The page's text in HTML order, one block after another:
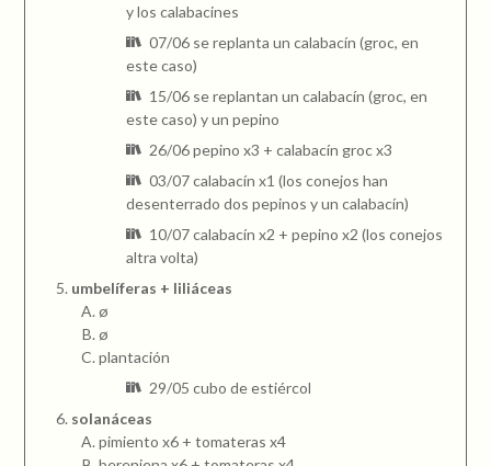
y los calabacines
07/06 se replanta un calabacín (groc, en
este caso)
15/06 se replantan un calabacín (groc, en
este caso) y un pepino
26/06 pepino x3 + calabacín groc x3
03/07 calabacín x1 (los conejos han
desenterrado dos pepinos y un calabacín)
10/07 calabacín x2 + pepino x2 (los conejos
altra volta)
umbelíferas + liliáceas
ø
ø
plantación
29/05 cubo de estiércol
solanáceas
pimiento x6 + tomateras x4